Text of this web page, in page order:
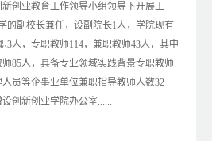
创业教育工作领导小组领导下开展工
的副校长兼任，设副院长1人，学院现有
3人，专职教师114，兼职教师43人，其中
85人，具备专业领域实践背景专职教师
员等企事业单位兼职指导教师人数32
创新创业学院办公室......